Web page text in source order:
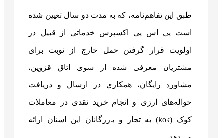
طبق این تفاهم‌نامه، که به مدت دو سال تعیین شده
است پی اس پی اکسپرس خدماتی از قبیل در
اولویت قرار گرفتن حمل خارج از نوبت برای
مشتریان معرفی شده از سوی اتاق قزوین،
مشاوره رایگان، همکاری در ارسال و دریافت
حواله‌‎های ارزی و انجام خرید نقدی در معاملات
کوک (kok) به تجار و بازرگانان این استان ارائه